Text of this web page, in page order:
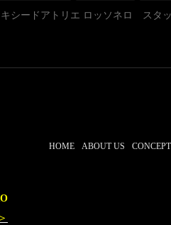
購入 名古屋 オーダータキシード
キシードアトリエ ロッソネロ スタ
HOME ABOUT US CONCEPT